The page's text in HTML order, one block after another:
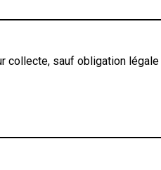
collecte, sauf obligation